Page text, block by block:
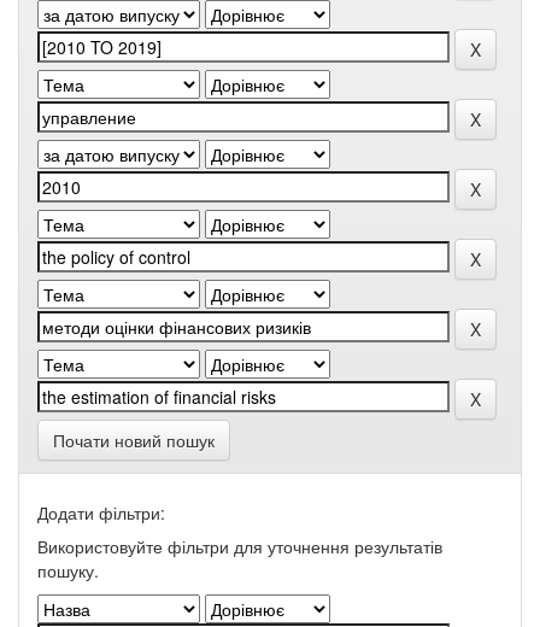
Почати новий пошук
Додати фільтри:
Використовуйте фільтри для уточнення результатів
пошуку.